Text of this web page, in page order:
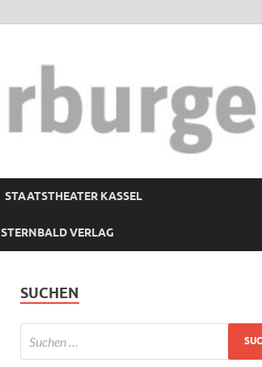
STAATSTHEATER KASSEL
STERNBALD VERLAG
SUCHEN